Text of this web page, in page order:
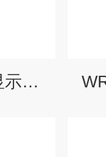
WR（B）-205隔爆显示型温度传感器